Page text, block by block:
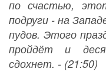
по счастью,
подруги - на
пудов. Этого
пройдёт и
сдохнет. - (21:50)